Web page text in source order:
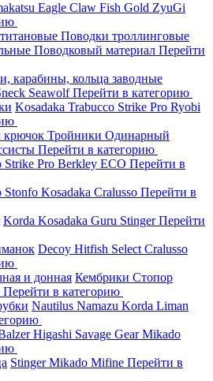
Eagle Claw Fish Gold ZyuGi
Поводки троллинговые
Поводковый материал Перейти
карабины, кольца заводные
SeawolfПерейти в категорию
Kosadaka Trabucco Strike Pro Ryobi
Тройники Одинарный
Перейти в категорию
Strike Pro Berkley ECO Перейти в
Stonfo Kosadaka Cralusso Перейти в
Korda Kosadaka Guru StingerПерейти
Decoy Hitfish Select Cralusso
и донная Кембрики Стопор
Перейти в категорию
Nautilus Namazu Korda Liman
Higashi Savage GearMikado
StingerMikado Mifine Перейти в